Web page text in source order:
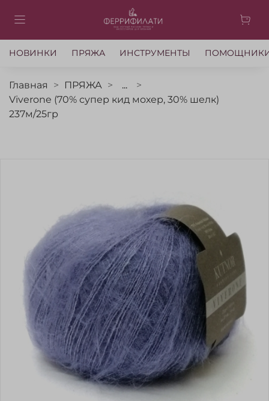
НОВИНКИ ПРЯЖА ИНСТРУМЕНТЫ
Главная ПРЯЖА
...
Viverone (70% супер кид мохер, 30% шелк)
237м/25гр